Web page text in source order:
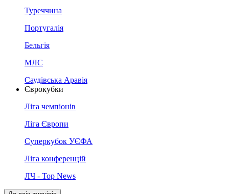
Туреччина
Португалія
Бельгія
МЛС
Саудівська Аравія
Єврокубки
Ліга чемпіонів
Ліга Європи
Суперкубок УЄФА
Ліга конференцій
ЛЧ - Top News